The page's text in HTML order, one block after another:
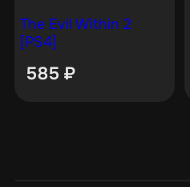
The Evil Within 2
[PS4]
585 ₽